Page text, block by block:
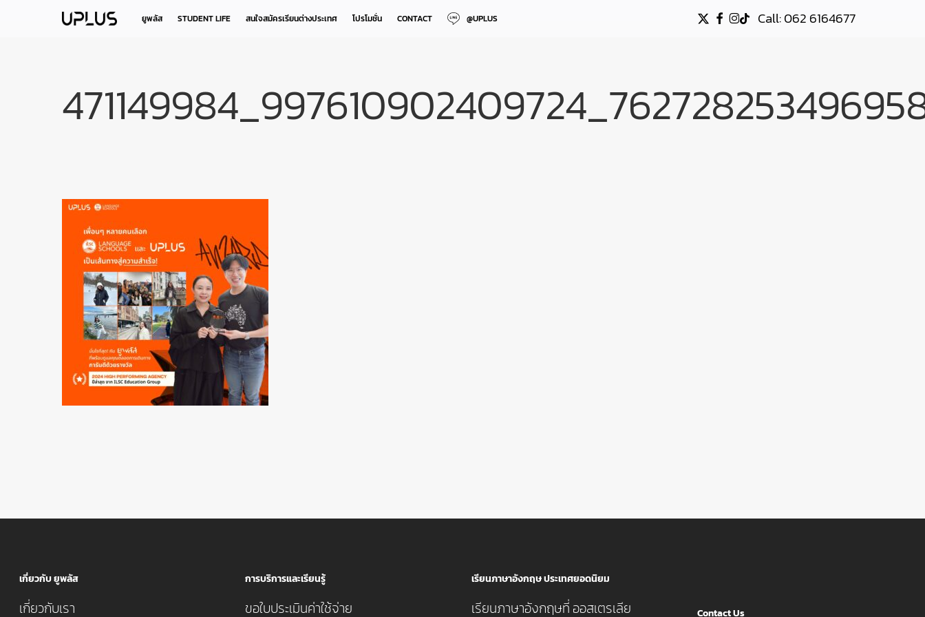
ยูพลัส STUDENT LIFE สนใจสมัครเรียนต่างประเทศ โปรโมชั่น CONTACT @UPLUS Call: 062 6164677
X-
TWITTER
FACEBOOK
INSTAGRAM
TIKTOK
เกี่ยวกับ ยูพลัส
เกี่ยวกับเรา
การบริการและเรียนรู้
ขอใบประเมินค่าใช้จ่าย
เรียนภาษาอังกฤษ ประเทศยอดนิยม
เรียนภาษาอังกฤษที่ ออสเตรเลีย Contact Us